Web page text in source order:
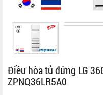
Điều hòa tủ đứng LG
ZPNQ36LR5A0